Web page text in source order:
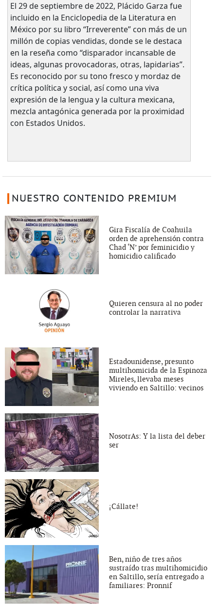
El 29 de septiembre de 2022, Plácido Garza fue
incluido en la Enciclopedia de la Literatura en
México por su libro “Irreverente” con más de un
millón de copias vendidas, donde se le destaca
en la reseña como “disparador incansable de
ideas, algunas provocadoras, otras, lapidarias”.
Es reconocido por su tono fresco y mordaz de
crítica política y social, así como una viva
expresión de la lengua y la cultura mexicana,
mezcla antagónica generada por la proximidad
con Estados Unidos.
NUESTRO CONTENIDO PREMIUM
Gira Fiscalía de Coahuila
orden de aprehensión contra
Chad ‘N’ por feminicidio y
homicidio calificado
Quieren censura al no poder
controlar la narrativa
Estadounidense, presunto
multihomicida de la Espinoza
Mireles, llevaba meses
viviendo en Saltillo: vecinos
NosotrAs: Y la lista del deber
ser
¡Cállate!
Ben, niño de tres años
sustraído tras multihomicidio
en Saltillo, sería entregado a
familiares: Pronnif